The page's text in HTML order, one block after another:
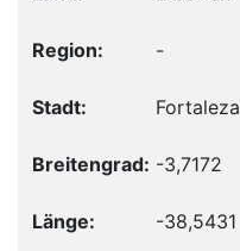
-
Fortaleza
-3,7172
-38,5431